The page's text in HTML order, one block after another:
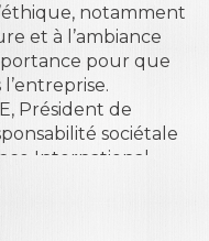
notamment
et à l’ambiance
pour que
Président de
sociétale
International
de Hervé
des Affaires,